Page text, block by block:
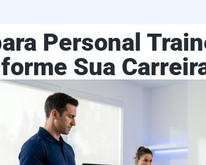
Personal
Sua